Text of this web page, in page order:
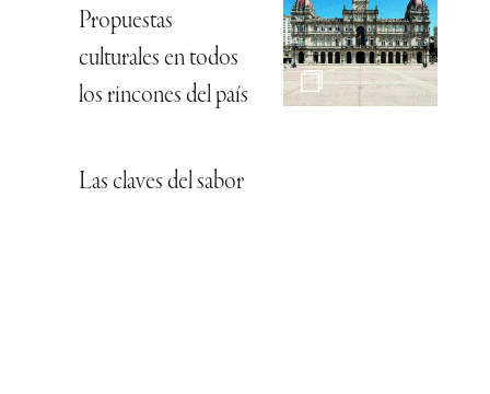
Propuestas
culturales en todos
los rincones del país
Las claves del sabor